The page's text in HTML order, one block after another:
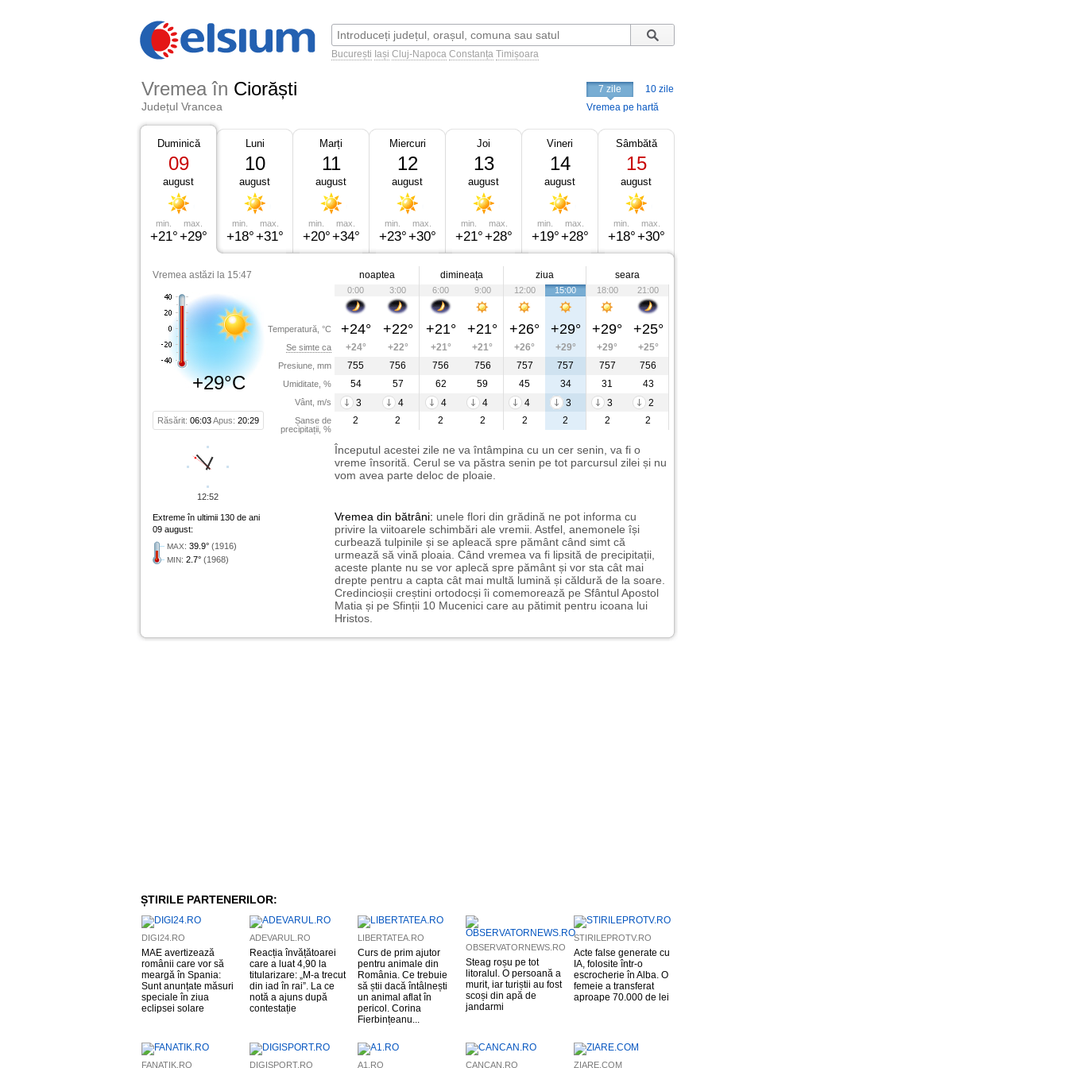
București Iași Cluj-Napoca Constanța Timișoara
Vremea în Ciorăști
Județul Vrancea
7 zile
10 zile
Vremea pe hartă
Duminică
09
august
min.
+21°
max.
+29°
Luni
10
august
min.
+18°
max.
+31°
Marți
11
august
min.
+20°
max.
+34°
Miercuri
12
august
min.
+23°
max.
+30°
Joi
13
august
min.
+21°
max.
+28°
Vineri
14
august
min.
+19°
max.
+28°
Sâmbătă
15
august
min.
+18°
max.
+30°
Vremea astăzi la 15:47
+29°C
Răsărit: 06:03Apus: 20:29
Temperatură, °C
Se simte ca
Presiune, mm
Umiditate, %
Vânt, m/s
Șanse de
precipitații, %
noaptea dimineața ziua seara
0:00 3:00 6:00 9:00 12:00 15:00 18:00 21:00
+24° +22° +21° +21° +26° +29° +29° +25°
+24° +22° +21° +21° +26° +29° +29°
+25°
755
756 756 756 757 757 757
756
54
57 62 59 45 34 31
43
3
4 4 4 4 3 3
2
2
2 2 2 2 2 2 2
Începutul acestei zile ne va întâmpina cu un cer senin, va fi o
vreme însorită. Cerul se va păstra senin pe tot parcursul zilei și nu
vom avea parte deloc de ploaie.
Extreme în ultimii 130 de ani
09 august:
MAX: 39.9° (1916)
MIN: 2.7° (1968)
Vremea din bătrâni: unele flori din grădină ne pot informa cu
privire la viitoarele schimbări ale vremii. Astfel, anemonele își
curbează tulpinile și se apleacă spre pământ când simt că
urmează să vină ploaia. Când vremea va fi lipsită de precipitații,
aceste plante nu se vor aplecă spre pământ și vor sta cât mai
drepte pentru a capta cât mai multă lumină și căldură de la soare.
Credincioșii creștini ortodocși îi comemorează pe Sfântul Apostol
Matia și pe Sfinții 10 Mucenici care au pătimit pentru icoana lui
Hristos.
12:52
ȘTIRILE PARTENERILOR:
DIGI24.RO
MAE avertizează
românii care vor să
meargă în Spania:
Sunt anunțate măsuri
speciale în ziua
eclipsei solare
ADEVARUL.RO
Reacția învățătoarei
care a luat 4,90 la
titularizare: „M-a trecut
din iad în rai”. La ce
notă a ajuns după
contestație
LIBERTATEA.RO
Curs de prim ajutor
pentru animale din
România. Ce trebuie
să știi dacă întâlnești
un animal aflat în
pericol. Corina
Fierbințeanu...
OBSERVATORNEWS.RO
Steag roșu pe tot
litoralul. O persoană a
murit, iar turiștii au fost
scoși din apă de
jandarmi
STIRILEPROTV.RO
Acte false generate cu
IA, folosite într-o
escrocherie în Alba. O
femeie a transferat
aproape 70.000 de lei
FANATIK.RO DIGISPORT.RO A1.RO CANCAN.RO ZIARE.COM